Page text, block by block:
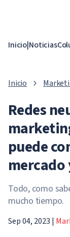
Inicio|Noticias
Inicio
Redes
puede
mercado
Todo, como
mucho tiempo.
Sep 04, 2023 |